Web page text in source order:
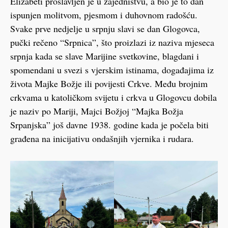
ispunjen molitvom, pjesmom i duhovnom radošću.
Svake prve nedjelje u srpnju slavi se dan Glogovca,
pučki rečeno “Srpnica”, što proizlazi iz naziva mjeseca
srpnja kada se slave Marijine svetkovine, blagdani i
spomendani u svezi s vjerskim istinama, događajima iz
života Majke Božje ili povijesti Crkve. Među brojnim
crkvama u katoličkom svijetu i crkva u Glogovcu dobila
je naziv po Mariji, Majci Božjoj “Majka Božja
Srpanjska” još davne 1938. godine kada je počela biti
građena na inicijativu ondašnjih vjernika i rudara.